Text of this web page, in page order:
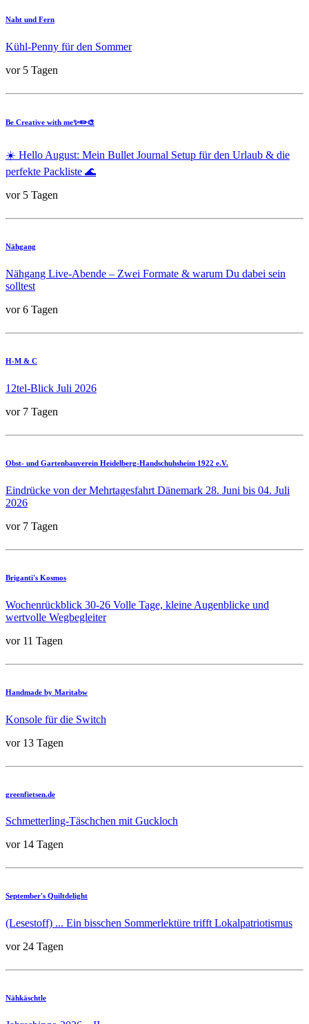
Naht und Fern
Kühl-Penny für den Sommer
vor 5 Tagen
Be Creative with me✨✏️🎨
☀️ Hello August: Mein Bullet Journal Setup für den Urlaub & die
perfekte Packliste 🌊
vor 5 Tagen
Nähgang
Nähgang Live-Abende – Zwei Formate & warum Du dabei sein
solltest
vor 6 Tagen
H-M & C
12tel-Blick Juli 2026
vor 7 Tagen
Obst- und Gartenbauverein Heidelberg-Handschuhsheim 1922 e.V.
Eindrücke von der Mehrtagesfahrt Dänemark 28. Juni bis 04. Juli
2026
vor 7 Tagen
Briganti's Kosmos
Wochenrückblick 30-26 Volle Tage, kleine Augenblicke und
wertvolle Wegbegleiter
vor 11 Tagen
Handmade by Maritabw
Konsole für die Switch
vor 13 Tagen
greenfietsen.de
Schmetterling-Täschchen mit Guckloch
vor 14 Tagen
September's Quiltdelight
(Lesestoff) ... Ein bisschen Sommerlektüre trifft Lokalpatriotismus
vor 24 Tagen
Nähkäschtle